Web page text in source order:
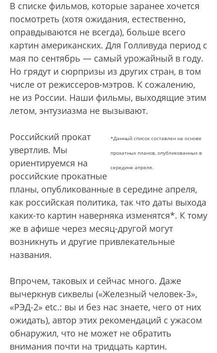
В списке фильмов, которые заранее хочется
посмотреть (хотя ожидания, естественно,
оправдываются не всегда), больше всего
картин американских. Для Голливуда период с
мая по сентябрь — самый урожайный в году.
Но грядут и сюрпризы из других стран, в том
числе от режиссеров-мэтров. К сожалению,
не из России. Наши фильмы, выходящие этим
летом, энтузиазма не вызывают.
*Данный список составлен на основе
прокатных планов, опубликованных в
середине апреля.
Российский прокат
увертлив. Мы
ориентируемся на
российские прокатные
планы, опубликованные в середине апреля,
как российская политика, так что даты выхода
каких-то картин наверняка изменятся*. К тому
же в афише через месяц-другой могут
возникнуть и другие привлекательные
названия.
Впрочем, таковых и сейчас много. Даже
вычеркнув сиквелы («Железный человек-3»,
«РЭД-2» etc.: вы и без нас знаете, чего от них
ожидать), автор этих рекомендаций с ужасом
обнаружил, что не может не обратить
внимания почти на тридцать картин.